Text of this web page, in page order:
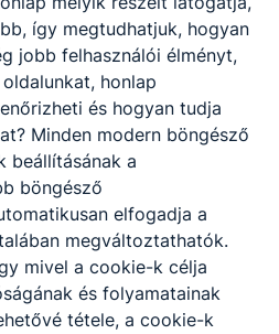
A KÉPZÉSHEZ
feladata a különféle
díszítése,
hatásaival szemben.
kiválasztásához
felületdiagnosztika,
előkészítése.
gépi festési technológiák
a munkavédelmi,
előírások szerint
így megtudhatjuk, hogyan
jobb felhasználói élményt,
honlap
és hogyan tudja
Minden modern böngésző
beállításának a
böngésző
elfogadja a
megváltoztathatók.
mivel a cookie-k célja
és folyamatainak
tétele, a cookie-k